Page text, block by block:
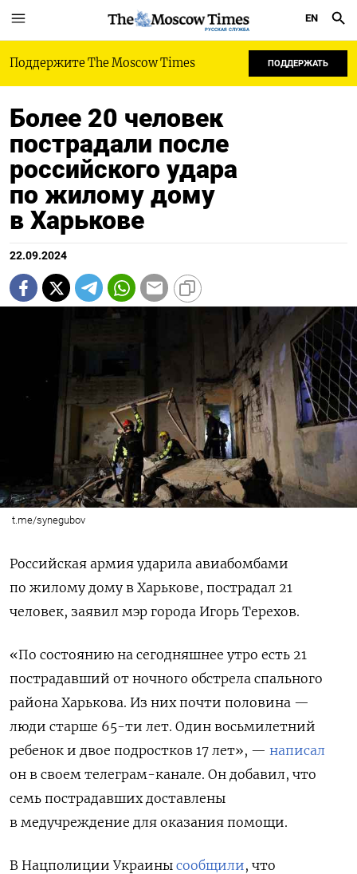
РУССКАЯ СЛУЖБА
EN
Поддержите The Moscow Times ПОДДЕРЖАТЬ
Более 20 человек
пострадали после
российского удара
по жилому дому
в Харькове
22.09.2024
t.me/synegubov
Российская армия ударила авиабомбами
по жилому дому в Харькове, пострадал 21
человек, заявил мэр города Игорь Терехов.
«По состоянию на сегодняшнее утро есть 21
пострадавший от ночного обстрела спального
района Харькова. Из них почти половина —
люди старше 65-ти лет. Один восьмилетний
ребенок и двое подростков 17 лет», — написал
он в своем телеграм-канале. Он добавил, что
семь пострадавших доставлены
в медучреждение для оказания помощи.
В Нацполиции Украины сообщили, что